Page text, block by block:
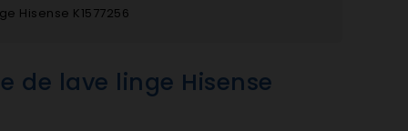
Hisense K1577256
de lave linge Hisense